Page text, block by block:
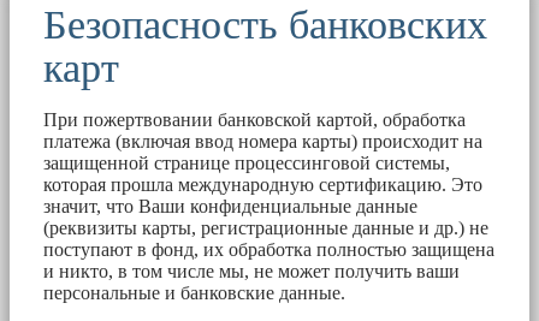
Безопасность банковских
карт
При пожертвовании банковской картой, обработка
платежа (включая ввод номера карты) происходит на
защищенной странице процессинговой системы,
которая прошла международную сертификацию. Это
значит, что Ваши конфиденциальные данные
(реквизиты карты, регистрационные данные и др.) не
поступают в фонд, их обработка полностью защищена
и никто, в том числе мы, не может получить ваши
персональные и банковские данные.